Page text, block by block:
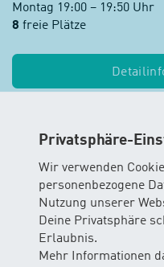
Privatsphäre-
Wir verwenden
personenbezogene
Nutzung unserer
Deine Privatsphäre
Erlaubnis.
Mehr Informationen
Montag 19:00 – 19:50 Uhr
8 freie Plätze
Freiburg
Schaffhausen